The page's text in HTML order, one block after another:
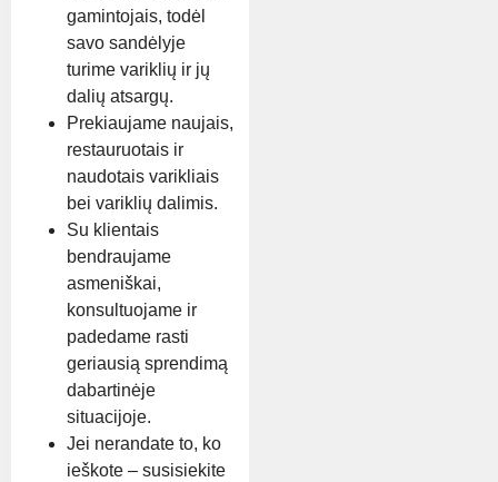
gamintojais, todėl
savo sandėlyje
turime variklių ir jų
dalių atsargų.
Prekiaujame naujais,
restauruotais ir
naudotais varikliais
bei variklių dalimis.
Su klientais
bendraujame
asmeniškai,
konsultuojame ir
padedame rasti
geriausią sprendimą
dabartinėje
situacijoje.
Jei nerandate to, ko
ieškote – susisiekite